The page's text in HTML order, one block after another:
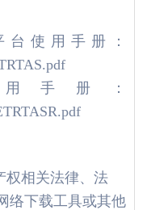
使用手册：
手册：
权相关法律、法
络下载工具或其他